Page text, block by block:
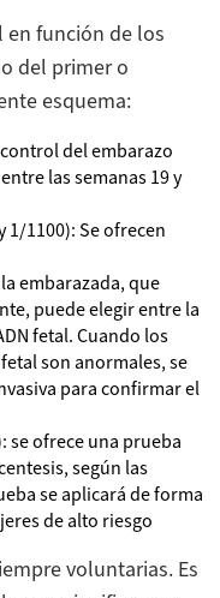
en función de los
del primer o
esquema:
del embarazo
las semanas 19 y
1/1100): Se ofrecen
embarazada, que
puede elegir entre la
fetal. Cuando los
son anormales, se
para confirmar el
se ofrece una prueba
según las
se aplicará de forma
de alto riesgo
voluntarias. Es